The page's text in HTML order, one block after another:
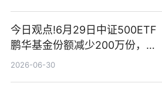
今日观点!6月29日中证500ETF
鹏华基金份额减少200万份，重
仓股亨通光电、赤峰黄金、佰维
2026-06-30